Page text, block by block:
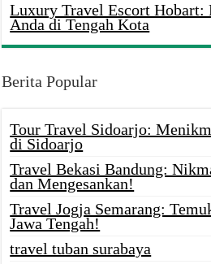
Luxury Travel Escort Hobart:
Anda di Tengah Kota
Berita Popular
Tour Travel Sidoarjo:
di Sidoarjo
Travel Bekasi Bandung:
dan Mengesankan!
Travel Jogja Semarang:
Jawa Tengah!
travel tuban surabaya